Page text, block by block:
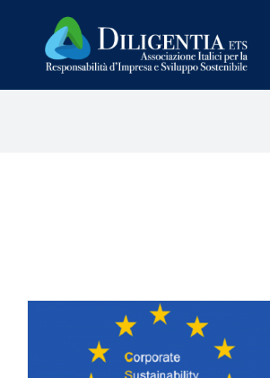
contenuto